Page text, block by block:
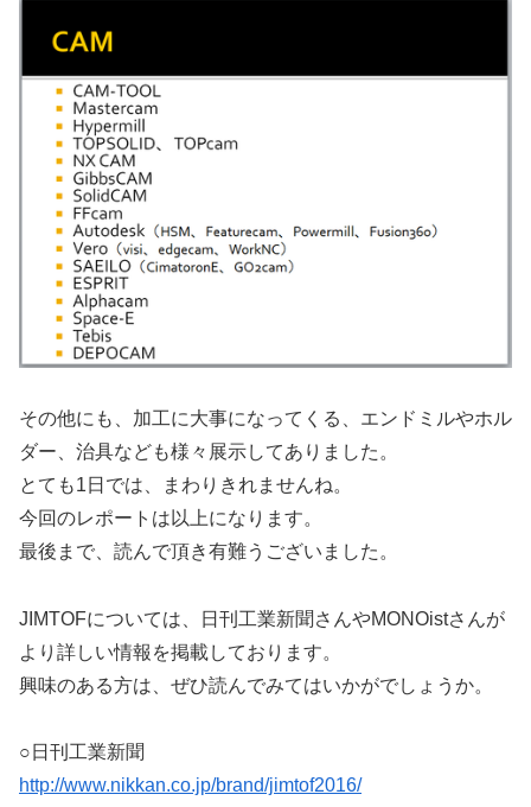
その他にも、加工に大事になってくる、エンドミルやホル
ダー、治具なども様々展示してありました。
とても1日では、まわりきれませんね。
今回のレポートは以上になります。
最後まで、読んで頂き有難うございました。
JIMTOFについては、日刊工業新聞さんやMONOistさんが
より詳しい情報を掲載しております。
興味のある方は、ぜひ読んでみてはいかがでしょうか。
○日刊工業新聞
http://www.nikkan.co.jp/brand/jimtof2016/